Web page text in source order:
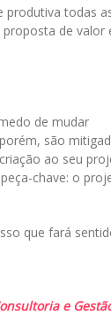
produtiva todas
de valor
de mudar
são
ao seu
chave: o
que fará
e